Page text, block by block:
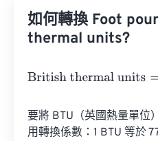
如何轉換 Foot
thermal units?
British thermal units =
要將 BTU（英國熱量單位
用轉換係數：1 BTU 等於